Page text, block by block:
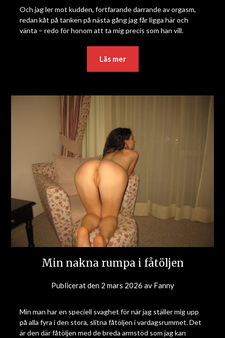
Och jag ler mot kudden, fortfarande darrande av orgasm,
redan kåt på tanken på nästa gång jag får ligga här och
vänta – redo för honom att ta mig precis som han vill.
Läs mer
Min nakna rumpa i fåtöljen
Publicerat den 2 mars 2026 av Fanny
Min man har en speciell svaghet för när jag ställer mig upp
på alla fyra i den stora, slitna fåtöljen i vardagsrummet. Det
är den där fåtöljen med de breda armstöd som jag kan